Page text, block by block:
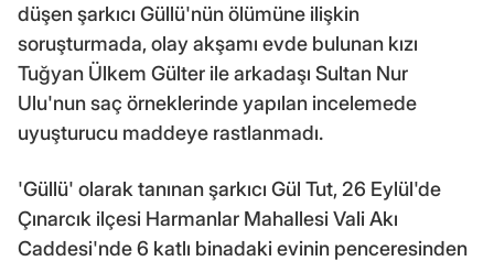
düşen şarkıcı Güllü'nün ölümüne ilişkin
soruşturmada, olay akşamı evde bulunan kızı
Tuğyan Ülkem Gülter ile arkadaşı Sultan Nur
Ulu'nun saç örneklerinde yapılan incelemede
uyuşturucu maddeye rastlanmadı.
'Güllü' olarak tanınan şarkıcı Gül Tut, 26 Eylül'de
Çınarcık ilçesi Harmanlar Mahallesi Vali Akı
Caddesi'nde 6 katlı binadaki evinin penceresinden